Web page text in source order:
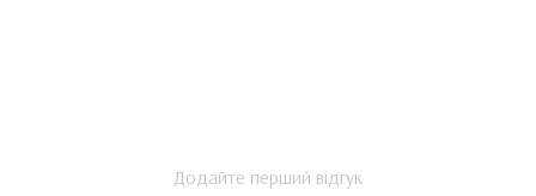
Додайте перший відгук